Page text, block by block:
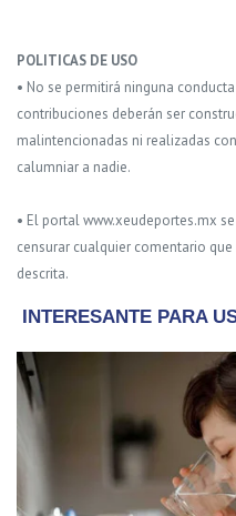
POLITICAS DE USO
• No se permitirá ninguna
contribuciones deberán ser
malintencionadas ni realizadas
calumniar a nadie.
• El portal www.xeudeportes.mx
censurar cualquier comentario
descrita.